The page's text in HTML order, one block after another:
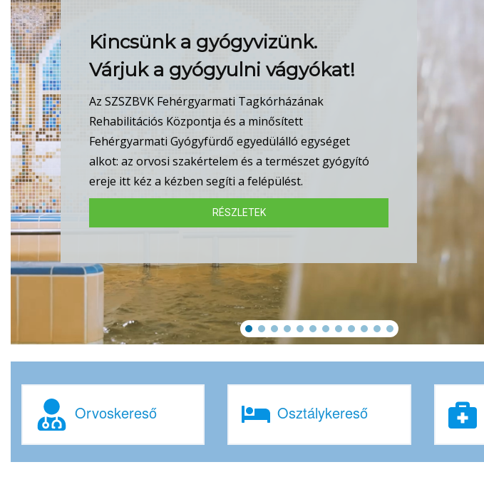
Kincsünk a gyógyvizünk.
Várjuk a gyógyulni vágyókat!
Az SZSZBVK Fehérgyarmati Tagkórházának
Rehabilitációs Központja és a minősített
Fehérgyarmati Gyógyfürdő egyedülálló egységet
alkot: az orvosi szakértelem és a természet gyógyító
ereje itt kéz a kézben segíti a felépülést.
RÉSZLETEK
Orvoskereső Osztálykereső